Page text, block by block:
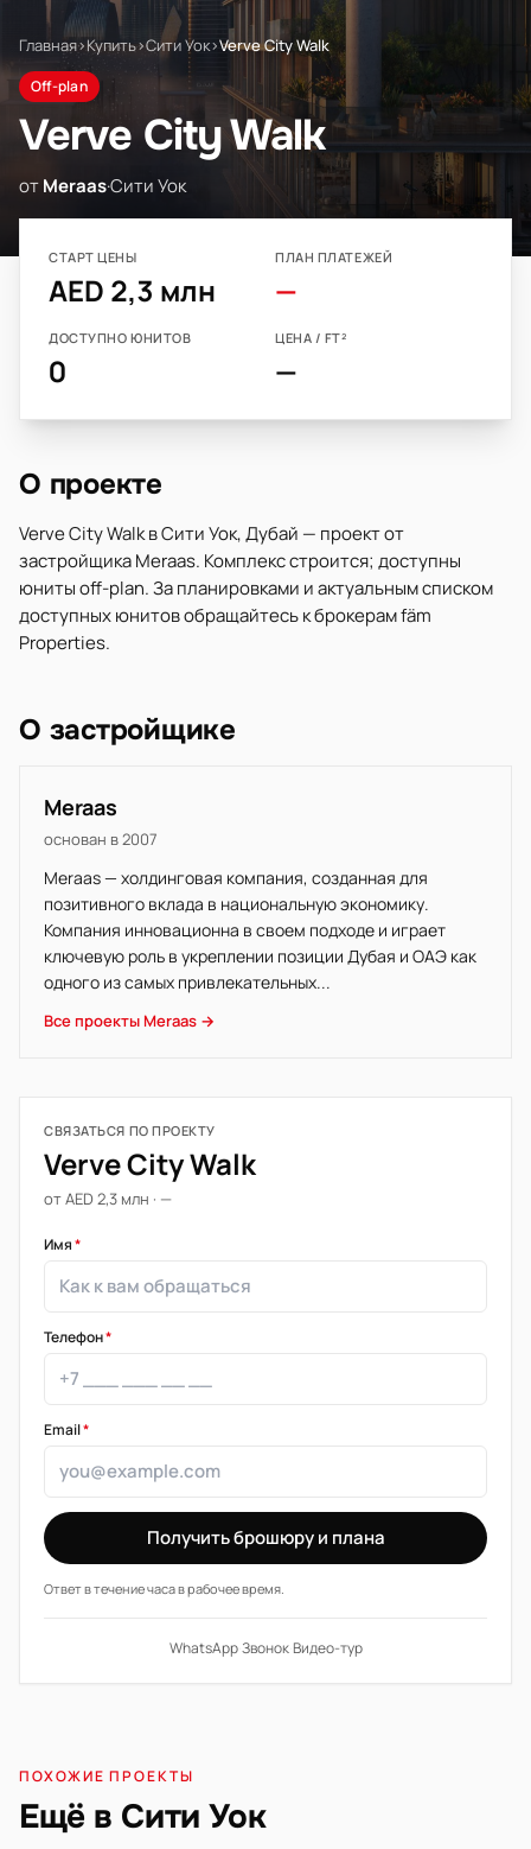
Главная›Купить›Сити Уок›Verve City Walk
Off-plan
Verve City Walk
отMeraas·Сити Уок
СТАРТ ЦЕНЫ
AED 2,3 млн
ПЛАН ПЛАТЕЖЕЙ
—
ДОСТУПНО ЮНИТОВ
0
ЦЕНА / FT²
—
О проекте
Verve City Walk в Сити Уок, Дубай — проект от
застройщика Meraas. Комплекс строится; доступны
юниты off-plan. За планировками и актуальным списком
доступных юнитов обращайтесь к брокерам fäm
Properties.
О застройщике
Meraas
основан в 2007
Meraas — холдинговая компания, созданная для
позитивного вклада в национальную экономику.
Компания инновационна в своем подходе и играет
ключевую роль в укреплении позиции Дубая и ОАЭ как
одного из самых привлекательных...
Все проекты Meraas →
СВЯЗАТЬСЯ ПО ПРОЕКТУ
Verve City Walk
от AED 2,3 млн · —
Имя*
Телефон*
Email*
Получить брошюру и плана
Ответ в течение часа в рабочее время.
WhatsApp·Звонок·Видео-тур
ПОХОЖИЕ ПРОЕКТЫ
Ещё в Сити Уок